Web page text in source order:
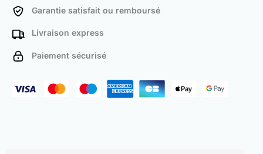
Hunting
for
and
(500
Garantie satisfait ou remboursé
Livraison express
Paiement sécurisé